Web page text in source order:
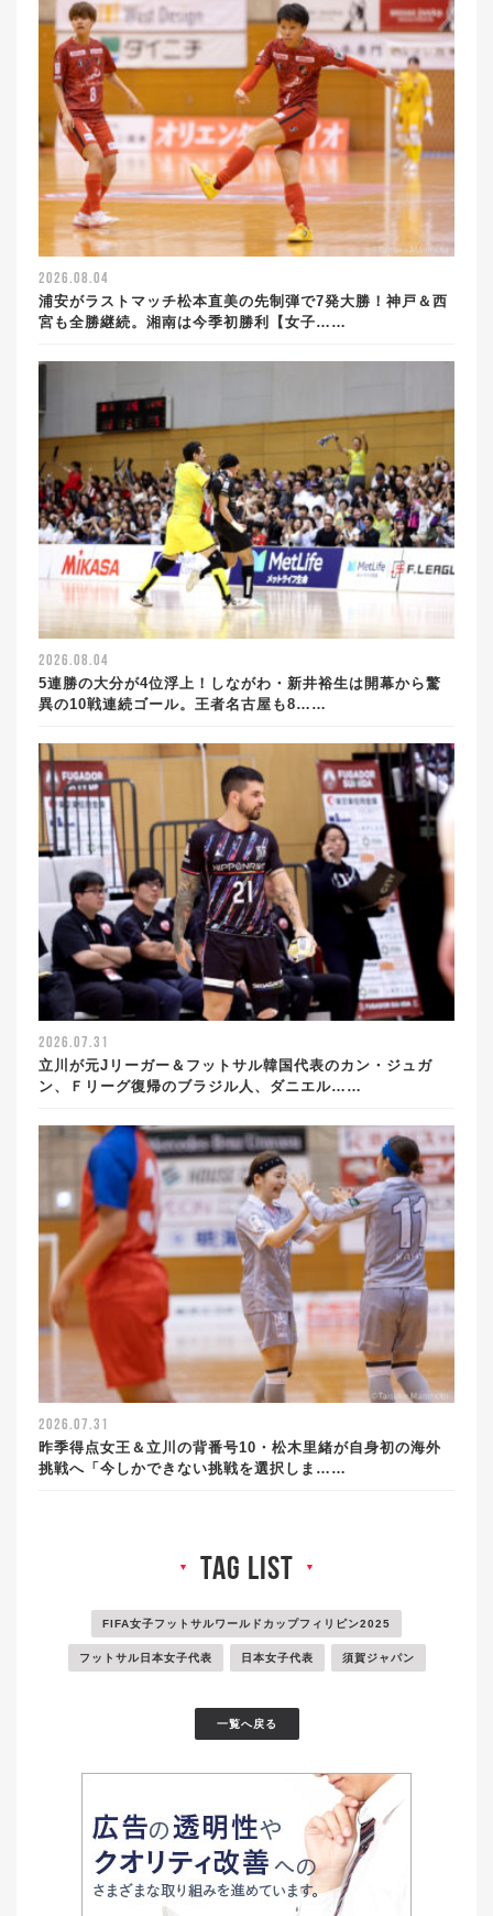
2026.08.04
浦安がラストマッチ松本直美の先制弾で7発大勝！神戸＆西
宮も全勝継続。湘南は今季初勝利【女子……
2026.08.04
5連勝の大分が4位浮上！しながわ・新井裕生は開幕から驚
異の10戦連続ゴール。王者名古屋も8……
2026.07.31
立川が元Jリーガー＆フットサル韓国代表のカン・ジュガ
ン、Ｆリーグ復帰のブラジル人、ダニエル……
2026.07.31
昨季得点女王＆立川の背番号10・松木里緒が自身初の海外
挑戦へ「今しかできない挑戦を選択しま……
▼ tag list ▼
FIFA女子フットサルワールドカップフィリピン2025
フットサル日本女子代表 日本女子代表 須賀ジャパン
一覧へ戻る